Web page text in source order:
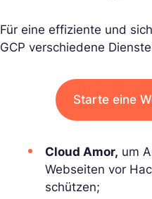
Für eine effiziente und
GCP verschiedene
Starte eine
Cloud Amor, um
Webseiten vor
schützen;